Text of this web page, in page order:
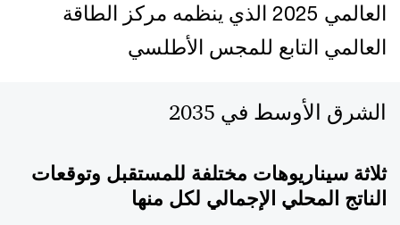
العالمي 2025 الذي ينظمه مركز الطاقة
العالمي التابع للمجس الأطلسي
الشرق الأوسط في 2035
ثلاثة سيناريوهات مختلفة للمستقبل وتوقعات
الناتج المحلي الإجمالي لكل منها